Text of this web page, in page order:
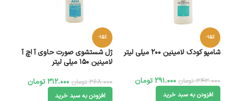
-15%
شامپو کودک لامینین 200 میلی لیتر
343.000 تومان 291.000تومان
افزودن به سبد خرید
-15%
ژل شستشوی صورت حاوی آ اچ آ
لامینین 150 میلی لیتر
368.000 تومان 312.000تومان
افزودن به سبد خرید